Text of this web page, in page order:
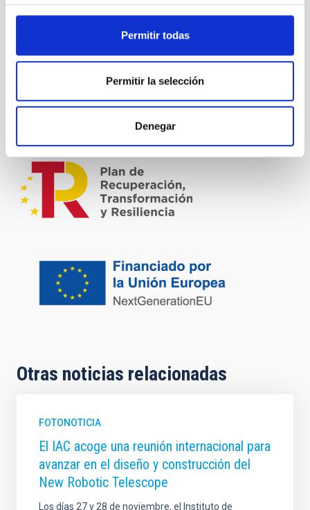
Permitir todas
Permitir la selección
Denegar
Otras noticias relacionadas
FOTONOTICIA
El IAC acoge una reunión internacional para
avanzar en el diseño y construcción del
New Robotic Telescope
Los días 27 y 28 de noviembre, el Instituto de